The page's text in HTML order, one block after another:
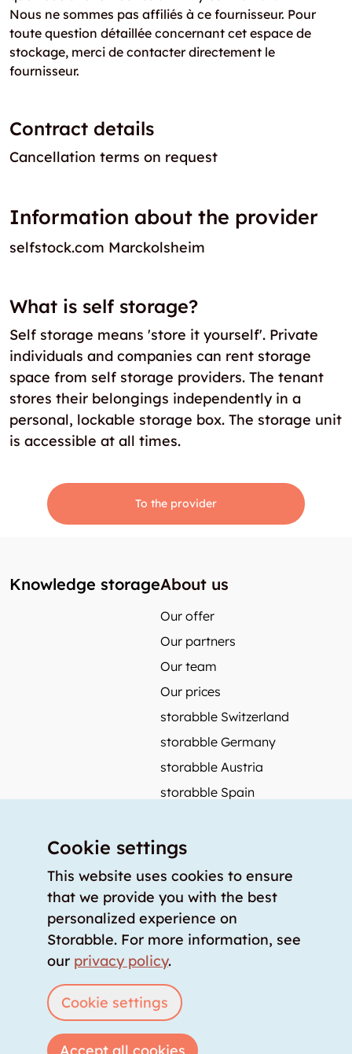
Nous ne sommes pas affiliés à ce fournisseur. Pour
toute question détaillée concernant cet espace de
stockage, merci de contacter directement le
fournisseur.
Contract details
Cancellation terms on request
Information about the provider
selfstock.com Marckolsheim
What is self storage?
Self storage means 'store it yourself'. Private
individuals and companies can rent storage
space from self storage providers. The tenant
stores their belongings independently in a
personal, lockable storage box. The storage unit
is accessible at all times.
To the provider
Knowledge storageAbout us
Our offer
Our partners
Our team
Our prices
storabble Switzerland
storabble Germany
storabble Austria
storabble Spain
Press coverage
How to calculate the size of a storage room?
How much does a storage room cost?
For storage providers
Login List storage room
Cookie settings
This website uses cookies to ensure
that we provide you with the best
personalized experience on
Storabble. For more information, see
our privacy policy.
Cookie settings